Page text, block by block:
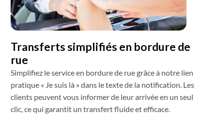
Transferts simplifiés en bordure de
rue
Simplifiez le service en bordure de rue grâce à notre lien
pratique « Je suis là » dans le texte de la notification. Les
clients peuvent vous informer de leur arrivée en un seul
clic, ce qui garantit un transfert fluide et efficace.